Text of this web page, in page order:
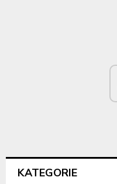
KATEGORIE